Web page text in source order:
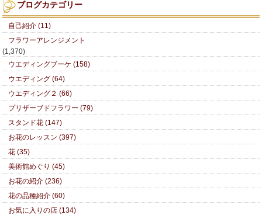
ブログカテゴリー
自己紹介 (11)
フラワーアレンジメント
(1,370)
ウエディングブーケ (158)
ウエディング (64)
ウエディング２ (66)
プリザーブドフラワー (79)
スタンド花 (147)
お花のレッスン (397)
花 (35)
美術館めぐり (45)
お花の紹介 (236)
花の品種紹介 (60)
お気に入りの店 (134)